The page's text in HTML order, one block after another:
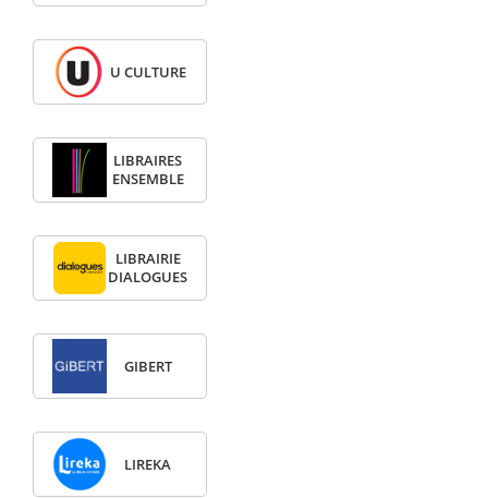
U CULTURE
LIBRAIRES
ENSEMBLE
LIBRAIRIE
DIALOGUES
GIBERT
LIREKA